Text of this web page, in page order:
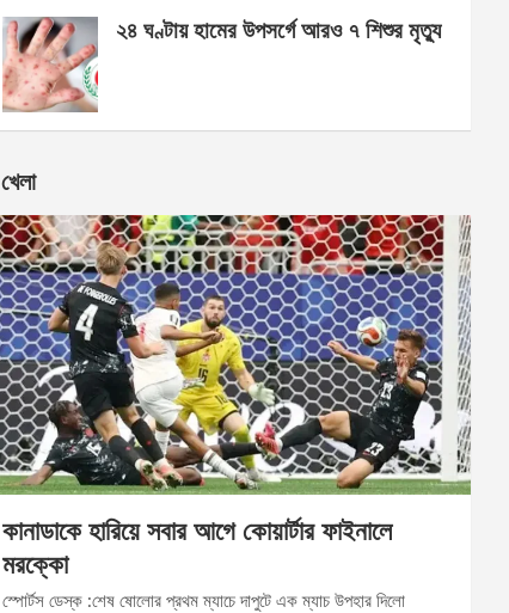
২৪ ঘণ্টায় হামের উপসর্গে আরও ৭ শিশুর মৃত্যু
খেলা
কানাডাকে হারিয়ে সবার আগে কোয়ার্টার ফাইনালে
মরক্কো
স্পোর্টস ডেস্ক :শেষ ষোলোর প্রথম ম্যাচে দাপুটে এক ম্যাচ উপহার দিলো